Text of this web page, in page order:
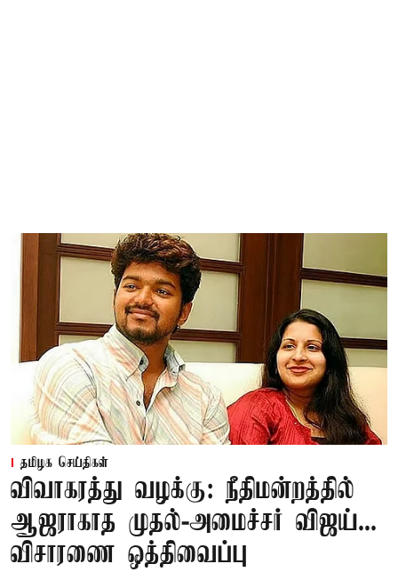
தமிழக செய்திகள்
விவாகரத்து வழக்கு: நீதிமன்றத்தில்
ஆஜராகாத முதல்-அமைச்சர் விஜய்...
விசாரணை ஒத்திவைப்பு